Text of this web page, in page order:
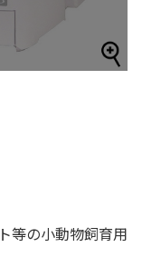
等の小動物飼育用